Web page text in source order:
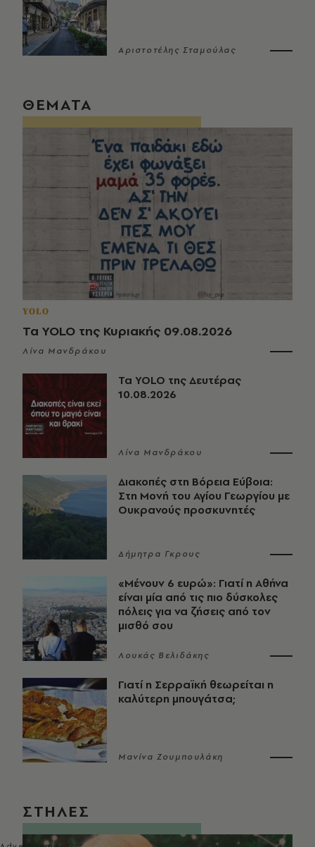
Αριστοτέλης Σταμούλας
ΘΕΜΑΤΑ
YOLO
Τα YOLO της Κυριακής 09.08.2026
Λίνα Μανδράκου
Τα YOLO της Δευτέρας
10.08.2026
Λίνα Μανδράκου
Διακοπές στη Βόρεια Εύβοια:
Στη Μονή του Αγίου Γεωργίου με
Ουκρανούς προσκυνητές
Δήμητρα Γκρους
«Μένουν 6 ευρώ»: Γιατί η Αθήνα
είναι μία από τις πιο δύσκολες
πόλεις για να ζήσεις από τον
μισθό σου
Λουκάς Βελιδάκης
Γιατί η Σερραϊκή θεωρείται η
καλύτερη μπουγάτσα;
Μανίνα Ζουμπουλάκη
ΣΤΗΛΕΣ